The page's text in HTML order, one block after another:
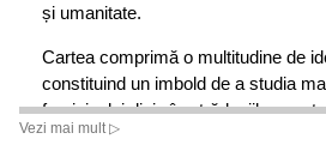
și umanitate.
Cartea comprimă o multitudine de
constituind un imbold de a studia
femininului divin în strădaniile
Vezi mai mult ▷